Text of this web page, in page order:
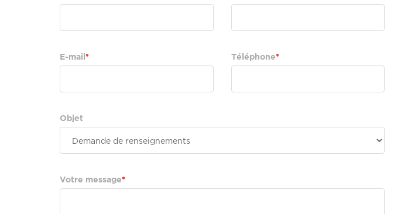
E-mail Téléphone
Objet
Votre message